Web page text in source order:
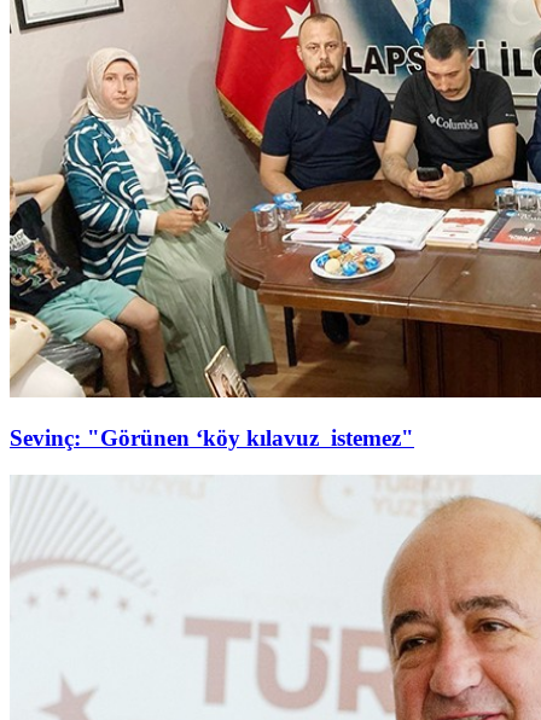
Sevinç: "Görünen ‘köy kılavuz istemez"